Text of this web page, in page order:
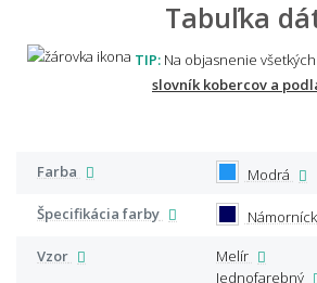
Tabuľka
TIP: Na objasnenie
slovník kobercov a
Farba
Modrá
Špecifikácia farby
Vzor
Melír
Jednofarebný